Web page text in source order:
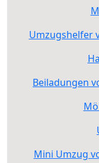
Umzugshelfer
Beiladungen
Mini Umzug